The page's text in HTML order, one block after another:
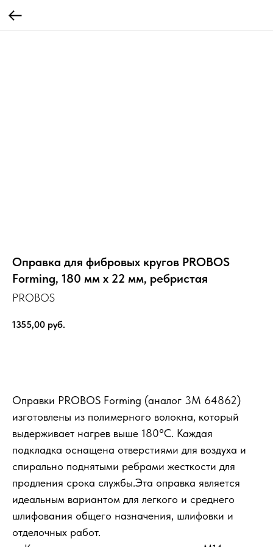
Оправка для фибровых кругов PROBOS
Forming, 180 мм х 22 мм, ребристая
PROBOS
1355,00 руб.
Оправки PROBOS Forming (аналог 3М 64862)
изготовлены из полимерного волокна, который
выдерживает нагрев выше 180°С. Каждая
подкладка оснащена отверстиями для воздуха и
спирально поднятыми ребрами жесткости для
продления срока службы.Эта оправка является
идеальным вариантом для легкого и среднего
шлифования общего назначения, шлифовки и
отделочных работ.